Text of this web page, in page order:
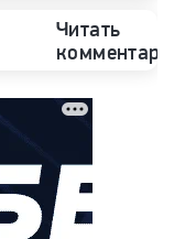
Читать